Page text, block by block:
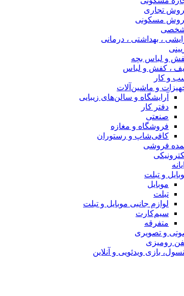
تجاری
مسکونی
شخصی
، بهداشتی ، درمانی
و لباس بچه
، کفش و لباس
و کار
و ماشین‌آلات
آرایشگاه و سالن‌های زیبایی
دفتر کار
صنعتی
فروشگاه و مغازه
کافی‌شاپ و رستوران
فروشی
و تبلت
موبایل
تبلت
لوازم جانبی موبایل و تبلت
سیم‌کارت
متفرقه
و تصویری
رومیزی
بازی‌ ویدئویی و آنلاین